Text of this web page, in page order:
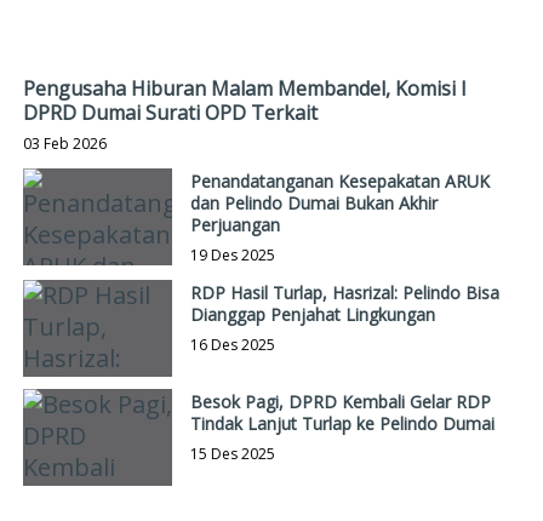
Pengusaha Hiburan Malam Membandel, Komisi I
DPRD Dumai Surati OPD Terkait
03 Feb 2026
Penandatanganan Kesepakatan ARUK
dan Pelindo Dumai Bukan Akhir
Perjuangan
19 Des 2025
RDP Hasil Turlap, Hasrizal: Pelindo Bisa
Dianggap Penjahat Lingkungan
16 Des 2025
Besok Pagi, DPRD Kembali Gelar RDP
Tindak Lanjut Turlap ke Pelindo Dumai
15 Des 2025